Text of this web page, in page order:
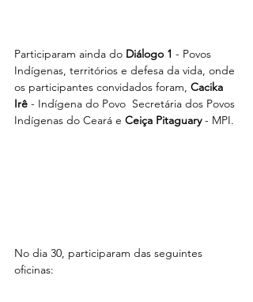
Participaram ainda do Diálogo 1 - Povos
Indígenas, territórios e defesa da vida, onde
os participantes convidados foram, Cacika
Irê - Indígena do Povo  Secretária dos Povos
Indígenas do Ceará e Ceiça Pitaguary - MPI.
No dia 30, participaram das seguintes
oficinas: